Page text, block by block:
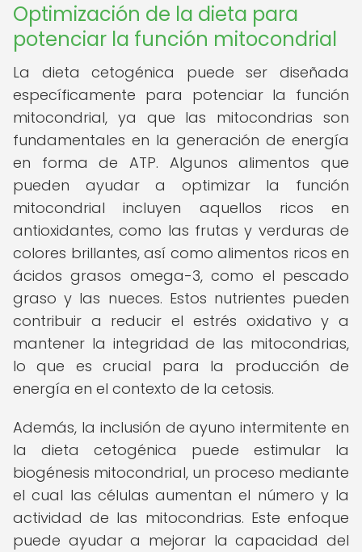
Optimización de la dieta para
potenciar la función mitocondrial
La dieta cetogénica puede ser diseñada
específicamente para potenciar la función
mitocondrial, ya que las mitocondrias son
fundamentales en la generación de energía
en forma de ATP. Algunos alimentos que
pueden ayudar a optimizar la función
mitocondrial incluyen aquellos ricos en
antioxidantes, como las frutas y verduras de
colores brillantes, así como alimentos ricos en
ácidos grasos omega-3, como el pescado
graso y las nueces. Estos nutrientes pueden
contribuir a reducir el estrés oxidativo y a
mantener la integridad de las mitocondrias,
lo que es crucial para la producción de
energía en el contexto de la cetosis.
Además, la inclusión de ayuno intermitente en
la dieta cetogénica puede estimular la
biogénesis mitocondrial, un proceso mediante
el cual las células aumentan el número y la
actividad de las mitocondrias. Este enfoque
puede ayudar a mejorar la capacidad del